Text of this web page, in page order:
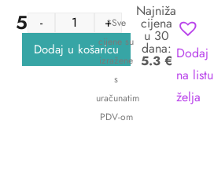
5.30-
+
Dodaj u košaricu
*Sve
cijene su
izražene
s
uračunatim
PDV-om
Najniža
cijena
u 30
dana:
5.3 € Dodaj
na listu
želja